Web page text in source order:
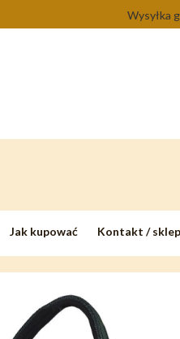
Wysyłka
Jak kupować Kontakt /